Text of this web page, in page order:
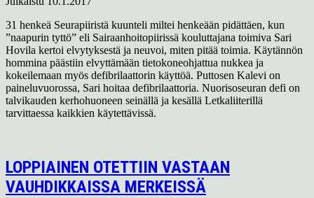
31 henkeä Seurapiiristä kuunteli miltei henkeään pidättäen, kun
”naapurin tyttö” eli Sairaanhoitopiirissä kouluttajana toimiva Sari
Hovila kertoi elvytyksestä ja neuvoi, miten pitää toimia. Käytännön
hommina päästiin elvyttämään tietokoneohjattua nukkea ja
kokeilemaan myös defibrilaattorin käyttöä. Puttosen Kalevi on
paineluvuorossa, Sari hoitaa defibrilaattoria. Nuorisoseuran defi on
talvikauden kerhohuoneen seinällä ja kesällä Letkaliiterillä
tarvittaessa kaikkien käytettävissä.
LOPPIAINEN OTETTIIN VASTAAN
VAUHDIKKAISSA MERKEISSÄ